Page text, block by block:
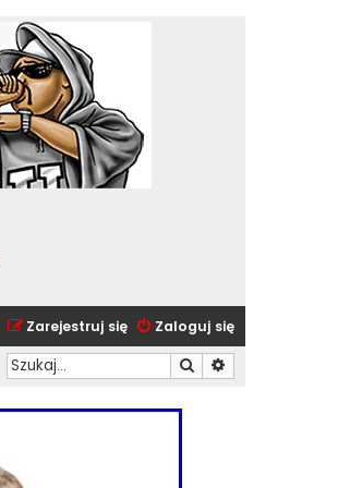
Zaloguj się
Zarejestruj się
Szukaj